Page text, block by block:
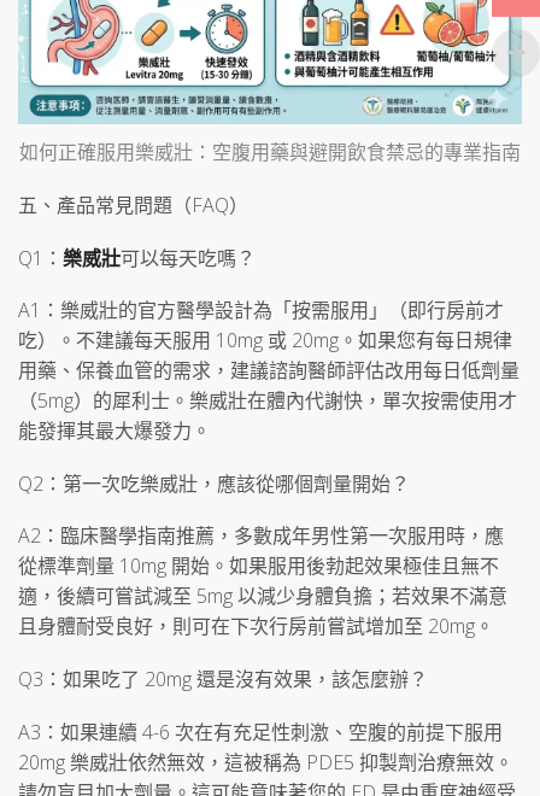
如何正確服用樂威壯：空腹用藥與避開飲食禁忌的專業指南
五、產品常見問題（FAQ）
Q1： 樂威壯可以每天吃嗎？
A1：樂威壯的官方醫學設計為「按需服用」（即行房前才
吃）。不建議每天服用 10mg 或 20mg。如果您有每日規律
用藥、保養血管的需求，建議諮詢醫師評估改用每日低劑量
（5mg）的犀利士。樂威壯在體內代謝快，單次按需使用才
能發揮其最大爆發力。
Q2：第一次吃樂威壯，應該從哪個劑量開始？
A2：臨床醫學指南推薦，多數成年男性第一次服用時，應
從標準劑量 10mg 開始。如果服用後勃起效果極佳且無不
適，後續可嘗試減至 5mg 以減少身體負擔；若效果不滿意
且身體耐受良好，則可在下次行房前嘗試增加至 20mg。
Q3：如果吃了 20mg 還是沒有效果，該怎麼辦？
A3：如果連續 4-6 次在有充足性刺激、空腹的前提下服用
20mg 樂威壯依然無效，這被稱為 PDE5 抑製劑治療無效。